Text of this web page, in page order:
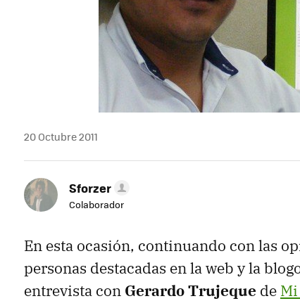
20 Octubre 2011
Sforzer
Colaborador
En esta ocasión, continuando con las
personas destacadas en la web y la
entrevista con Gerardo Trujeque de